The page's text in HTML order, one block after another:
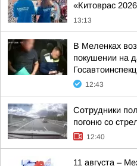
«Китоврас
13:13
В Меленках
покушении на
12:43
Сотрудники
погоню со
12:40
11 августа –